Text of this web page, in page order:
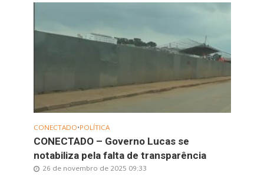
CONECTADO•POLÍTICA
CONECTADO – Governo Lucas se
notabiliza pela falta de transparência
26 de novembro de 2025 09:33